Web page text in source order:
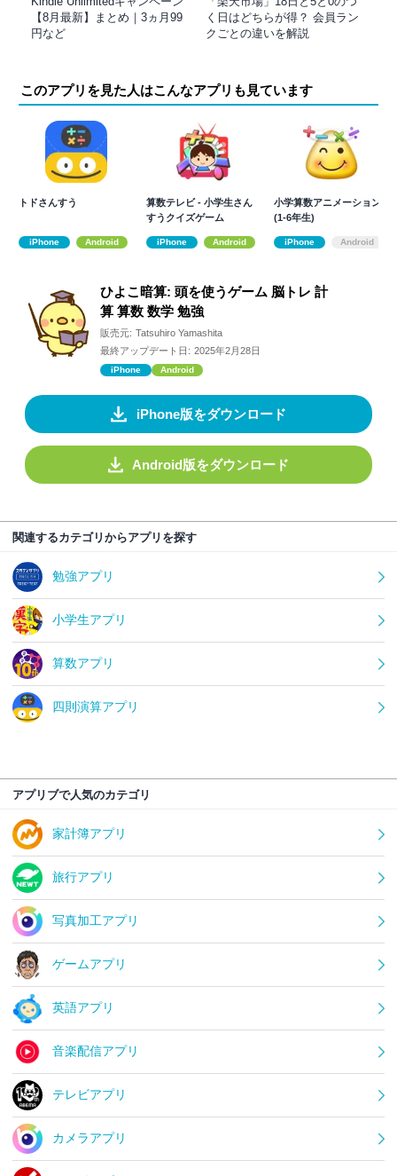
【8月最新】まとめ｜3ヵ月99
円など
く日はどちらが得？ 会員ラン
クごとの違いを解説
このアプリを見た人はこんなアプリも見ています
トドさんすう
iPhone Android
算数テレビ - 小学生さん
すうクイズゲーム
iPhone Android
小学算数アニメーション
(1-6年生)
iPhone Android
ひよこ暗算: 頭を使うゲーム 脳トレ 計
算 算数 数学 勉強
販売元: Tatsuhiro Yamashita
最終アップデート日: 2025年2月28日
iPhone Android
iPhone版をダウンロード
Android版をダウンロード
関連するカテゴリからアプリを探す
勉強アプリ
小学生アプリ
算数アプリ
四則演算アプリ
アプリブで人気のカテゴリ
家計簿アプリ
旅行アプリ
写真加工アプリ
ゲームアプリ
英語アプリ
音楽配信アプリ
テレビアプリ
カメラアプリ